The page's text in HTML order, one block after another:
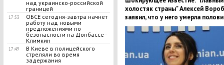
над украинско-российской
границей
17:53
ОБСЕ сегодня-завтра начнет
работу над новыми
предложениями по
безопасности на Донбассе -
Климкин
17:49
В Киеве в полицейского
стреляли во время
задержания
холостяк страны" Алексей
заявил, что у него умерла
головного мозга